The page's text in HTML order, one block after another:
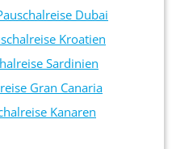
Dubai
Kroatien
Sardinien
Gran Canaria
Kanaren